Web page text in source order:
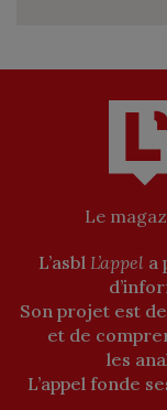
Le
L’asbl L’appel a
Son projet est
et de
les
L’appel fonde